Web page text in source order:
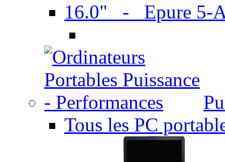
16.0" - Epure 5-
Tous les PC